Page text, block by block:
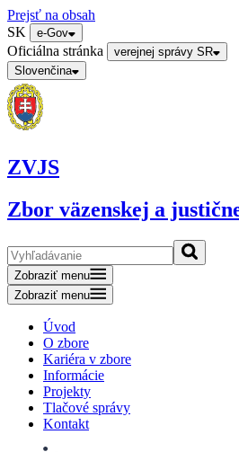
Prejsť na obsah
SK
e-Gov
Oficiálna stránka
verejnej správy SR
Slovenčina
ZVJS
Zbor väzenskej a
Zobraziť menu
Zobraziť menu
Úvod
O zbore
Kariéra v zbore
Informácie
Projekty
Tlačové správy
Kontakt